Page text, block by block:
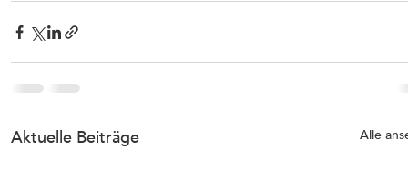
Aktuelle Beiträge Alle